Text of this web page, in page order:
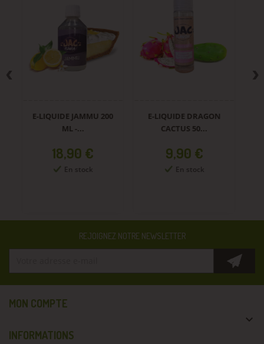
E-LIQUIDE JAMMU 200
ML -...
Prix
18,90 €
En stock
E-LIQUIDE DRAGON
CACTUS 50...
Prix
9,90 €
En stock
REJOIGNEZ NOTRE NEWSLETTER
MON COMPTE

INFORMATIONS